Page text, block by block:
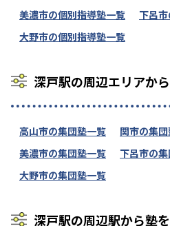
美濃市の個別指導塾一覧
下呂
大野市の個別指導塾一覧
深戸駅の周辺エリアか
高山市の集団塾一覧
関市の集
美濃市の集団塾一覧
下呂市の
大野市の集団塾一覧
深戸駅の周辺駅から塾